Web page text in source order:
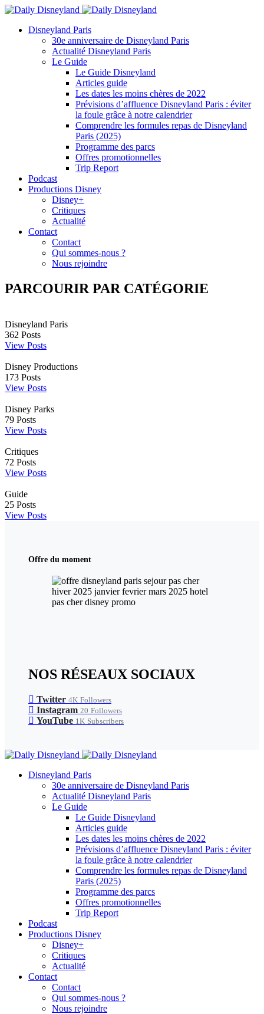
Disneyland Paris
30e anniversaire de Disneyland Paris
Actualité Disneyland Paris
Le Guide
Le Guide Disneyland
Articles guide
Les dates les moins chères de 2022
Prévisions d’affluence Disneyland Paris : éviter
la foule grâce à notre calendrier
Comprendre les formules repas de Disneyland
Paris (2025)
Programme des parcs
Offres promotionnelles
Trip Report
Podcast
Productions Disney
Disney+
Critiques
Actualité
Contact
Contact
Qui sommes-nous ?
Nous rejoindre
PARCOURIR PAR CATÉGORIE
Disneyland Paris
362 Posts
View Posts
Disney Productions
173 Posts
View Posts
Disney Parks
79 Posts
View Posts
Critiques
72 Posts
View Posts
Guide
25 Posts
View Posts
Offre du moment
NOS RÉSEAUX SOCIAUX
Twitter 4K Followers
Instagram 20 Followers
YouTube 1K Subscribers
Disneyland Paris
30e anniversaire de Disneyland Paris
Actualité Disneyland Paris
Le Guide
Le Guide Disneyland
Articles guide
Les dates les moins chères de 2022
Prévisions d’affluence Disneyland Paris : éviter
la foule grâce à notre calendrier
Comprendre les formules repas de Disneyland
Paris (2025)
Programme des parcs
Offres promotionnelles
Trip Report
Podcast
Productions Disney
Disney+
Critiques
Actualité
Contact
Contact
Qui sommes-nous ?
Nous rejoindre